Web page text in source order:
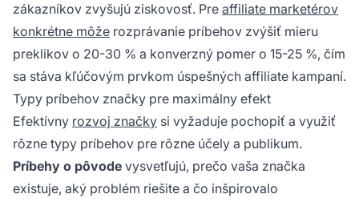
zákazníkov zvyšujú ziskovosť. Pre affiliate marketérov
konkrétne môže rozprávanie príbehov zvýšiť mieru
preklikov o 20-30 % a konverzný pomer o 15-25 %, čím
sa stáva kľúčovým prvkom úspešných affiliate kampaní.
Typy príbehov značky pre maximálny efekt
Efektívny rozvoj značky si vyžaduje pochopiť a využiť
rôzne typy príbehov pre rôzne účely a publikum.
Príbehy o pôvode vysvetľujú, prečo vaša značka
existuje, aký problém riešite a čo inšpirovalo